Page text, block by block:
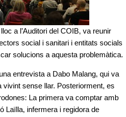
a l’Auditori del COIB, va reunir
social i sanitari i entitats socials
solucions a aquesta problemàtica.
entrevista a Dabo Malang, qui va
sense llar. Posteriorment, es
La primera va comptar amb
Laïlla, infermera i regidora de